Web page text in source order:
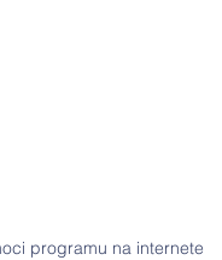
programu na internete